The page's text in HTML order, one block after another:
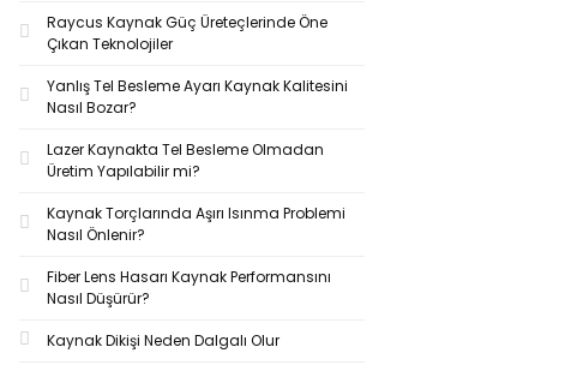
Raycus Kaynak Güç Üreteçlerinde Öne
Çıkan Teknolojiler
Yanlış Tel Besleme Ayarı Kaynak Kalitesini
Nasıl Bozar?
Lazer Kaynakta Tel Besleme Olmadan
Üretim Yapılabilir mi?
Kaynak Torçlarında Aşırı Isınma Problemi
Nasıl Önlenir?
Fiber Lens Hasarı Kaynak Performansını
Nasıl Düşürür?
Kaynak Dikişi Neden Dalgalı Olur